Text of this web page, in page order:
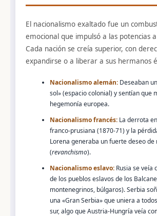
El nacionalismo exaltado fue un
emocional que impulsó a las potencias
Cada nación se creía superior, con
expandirse o a liberar a sus hermanos
Nacionalismo alemán: Deseaban
sol» (espacio colonial) y sentían que
hegemonía europea.
Nacionalismo francés: La derrota
franco-prusiana (1870-71) y la
Lorena generaba un fuerte deseo de
(revanchismo).
Nacionalismo eslavo: Rusia se veía
de los pueblos eslavos de los
montenegrinos, búlgaros). Serbia
una «Gran Serbia» que uniera a
sur, algo que Austria-Hungría veía